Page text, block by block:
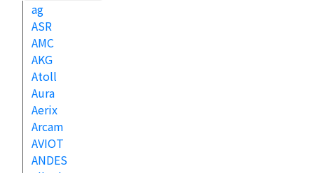
ag
ASR
AMC
AKG
Atoll
Aura
Aerix
Arcam
AVIOT
ANDES